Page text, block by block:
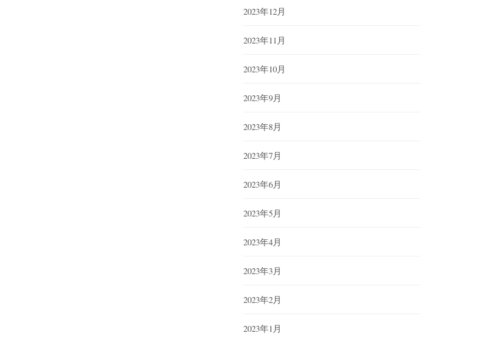
2023年12月
2023年11月
2023年10月
2023年9月
2023年8月
2023年7月
2023年6月
2023年5月
2023年4月
2023年3月
2023年2月
2023年1月